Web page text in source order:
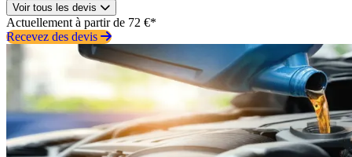
Voir tous les devis
Actuellement à partir de 72 €*
Recevez des devis